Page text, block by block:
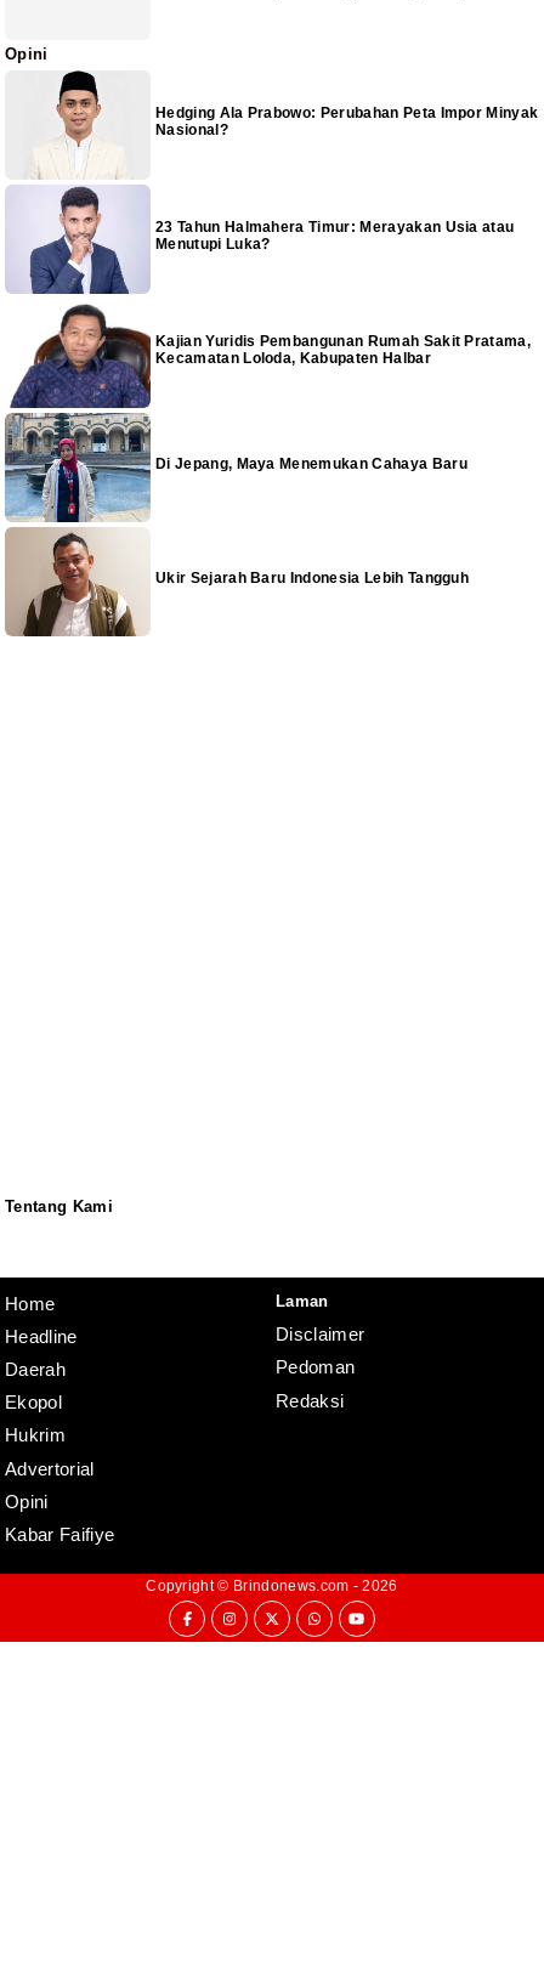
Opini
Hedging Ala Prabowo: Perubahan Peta Impor Minyak
Nasional?
23 Tahun Halmahera Timur: Merayakan Usia atau
Menutupi Luka?
Kajian Yuridis Pembangunan Rumah Sakit Pratama,
Kecamatan Loloda, Kabupaten Halbar
Di Jepang, Maya Menemukan Cahaya Baru
Ukir Sejarah Baru Indonesia Lebih Tangguh
Tentang Kami
Home
Headline
Daerah
Ekopol
Hukrim
Advertorial
Opini
Kabar Faifiye
Laman
Disclaimer
Pedoman
Redaksi
Copyright © Brindonews.com - 2026